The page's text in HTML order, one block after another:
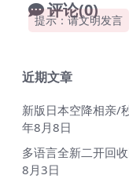
评论(0)
提示：请文明发言
近期文章
新版日本空降相亲/
年8月8日
多语言全新二开回
8月3日